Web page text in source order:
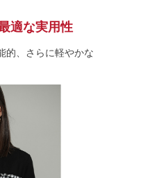
適な実用性
的、さらに軽やかな